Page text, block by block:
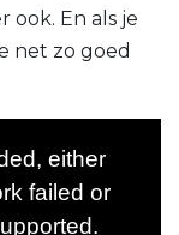
ook. En als je
net zo goed